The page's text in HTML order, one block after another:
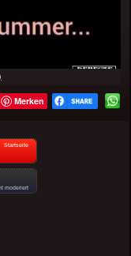
Merken
Startseite
moderiert